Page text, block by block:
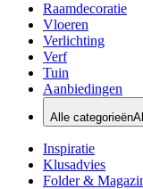
Raamdecoratie
Vloeren
Verlichting
Verf
Tuin
Aanbiedingen
Alle categorieën
Inspiratie
Klusadvies
Folder &